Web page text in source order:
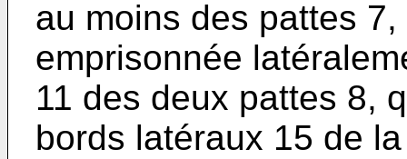
au moins des pattes
emprisonnée
11 des deux pattes 8,
bords latéraux 15 de